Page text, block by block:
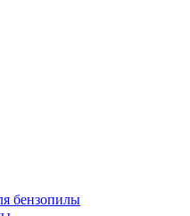
бензопилы